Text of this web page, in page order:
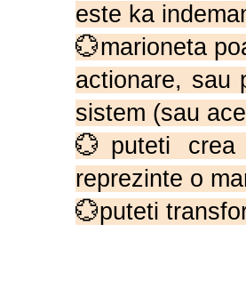
este ka
💮marioneta
actionare, sau
sistem (sau
💮puteti crea
reprezinte o
💮puteti